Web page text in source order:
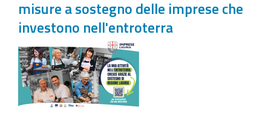
misure a sostegno delle imprese che
investono nell'entroterra